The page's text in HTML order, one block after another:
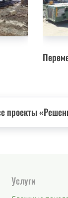
проекты
Услуги